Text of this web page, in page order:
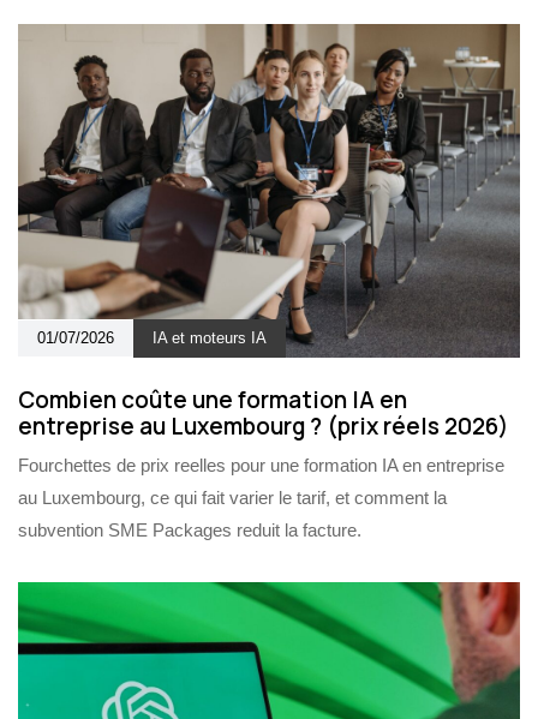
01/07/2026 IA et moteurs IA
Combien coûte une formation IA en
entreprise au Luxembourg ? (prix réels 2026)
Fourchettes de prix reelles pour une formation IA en entreprise
au Luxembourg, ce qui fait varier le tarif, et comment la
subvention SME Packages reduit la facture.